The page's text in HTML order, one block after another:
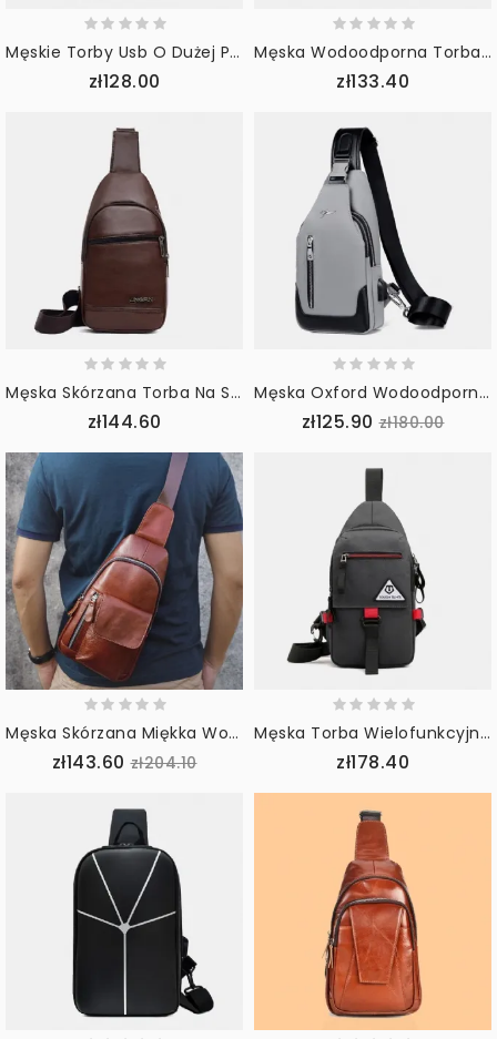
Męskie Torby Usb O Dużej Pojemności Otwór Na Słuchawki Otwór Na Słuchawki Wodoodporne Torby Na Klatkę Piersiową Torba Na Ramię Torby Na Ramię
zł128.00
Męska Wodoodporna Torba Na Klatkę Piersiową O Dużej Pojemności Na Co Dzień Sportowa Ładowana Przez Usb Torba Na Ramię Crossbody
zł133.40
Męska Skórzana Torba Na Słuchawki Pu Multi-Carry Wodoodporna Torba Crossbody Torba Na Klatkę Piersiową Torba Na Ramię
zł144.60
Męska Oxford Wodoodporna Odporna Na Zużycie Wielofunkcyjna Torba Na Klatkę Piersiową Usb Do Ładowania Multi-Pocket Crossbody Torba Na Ramię
zł125.90 zł180.00
Męska Skórzana Miękka Wodoodporna Torba Na Klatkę Piersiową Outdoor Sport Retro Torby Crossbody O Dużej Pojemności Torba Na Ramię
zł143.60 zł204.10
Męska Torba Wielofunkcyjna Wodoodporna Codzienna Torba Na Ramię Crossbody Torba Na Ramię Torba Na Klatkę Piersiową
zł178.40